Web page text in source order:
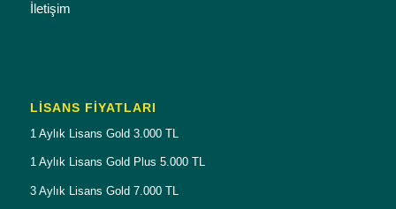
İletişim
LISANS FIYATLARI
1 Aylık Lisans Gold 3.000 TL
1 Aylık Lisans Gold Plus 5.000 TL
3 Aylık Lisans Gold 7.000 TL